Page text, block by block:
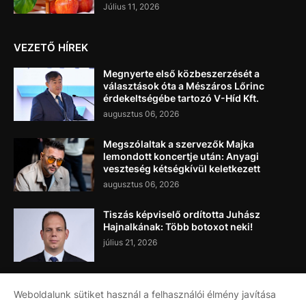
Július 11, 2026
VEZETŐ HÍREK
Megnyerte első közbeszerzését a
választások óta a Mészáros Lőrinc
érdekeltségébe tartozó V-Híd Kft.
augusztus 06, 2026
Megszólaltak a szervezők Majka
lemondott koncertje után: Anyagi
veszteség kétségkívül keletkezett
augusztus 06, 2026
Tiszás képviselő ordította Juhász
Hajnalkának: Több botoxot neki!
július 21, 2026
Weboldalunk sütiket használ a felhasználói élmény javítása